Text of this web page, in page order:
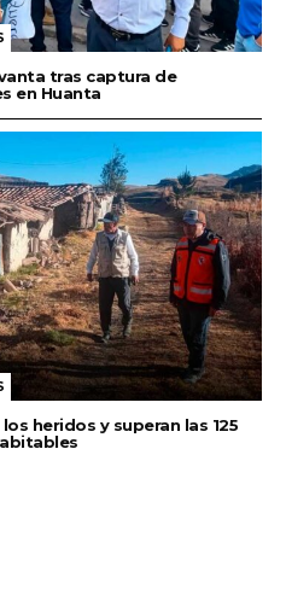
tras captura de
en Huanta
heridos y superan las 125